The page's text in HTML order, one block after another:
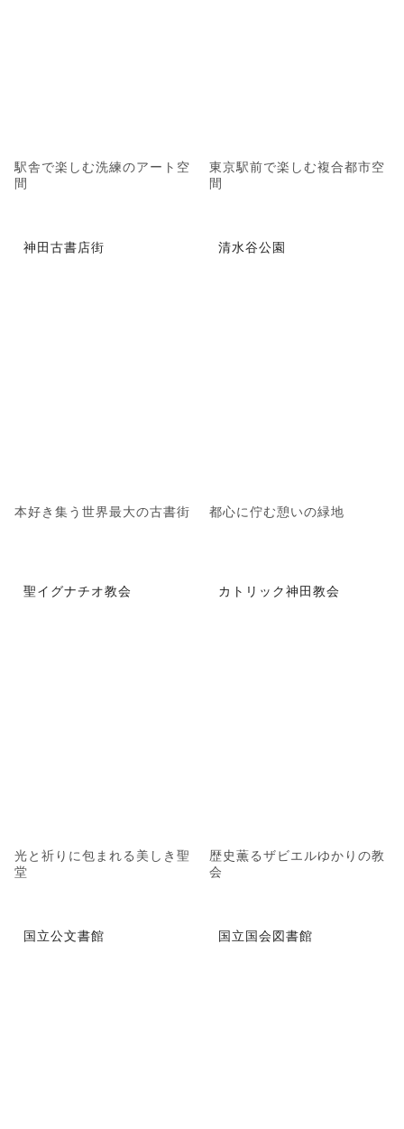
駅舎で楽しむ洗練のアート空
間
東京駅前で楽しむ複合都市空
間
神田古書店街
本好き集う世界最大の古書街
清水谷公園
都心に佇む憩いの緑地
聖イグナチオ教会
光と祈りに包まれる美しき聖
堂
カトリック神田教会
歴史薫るザビエルゆかりの教
会
国立公文書館 国立国会図書館